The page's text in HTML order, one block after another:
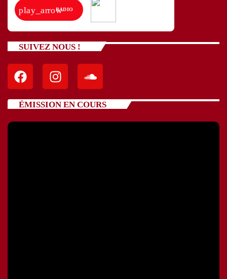
play_arrowRADIO
SUIVEZ NOUS !
ÉMISSION EN COURS